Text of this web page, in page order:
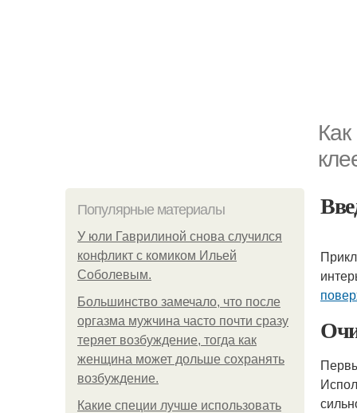
Популярные материалы
У юли Гаврилиной снова случился
конфликт с комиком Ильей
Соболевым.
Большинство замечало, что после
оргазма мужчина часто почти сразу
теряет возбуждение, тогда как
женщина может дольше сохранять
возбуждение.
Какие специи лучше использовать